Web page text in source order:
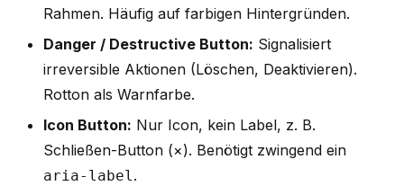
Rahmen. Häufig auf farbigen Hintergründen.
Danger / Destructive Button: Signalisiert
irreversible Aktionen (Löschen, Deaktivieren).
Rotton als Warnfarbe.
Icon Button: Nur Icon, kein Label, z. B.
Schließen-Button (×). Benötigt zwingend ein
aria-label.